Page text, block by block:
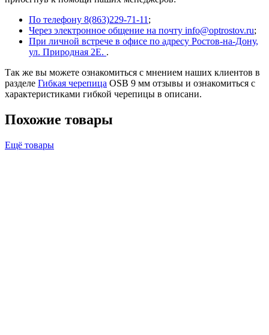
По телефону 8(863)229-71-11 ;
Через электронное общение на почту info@optrostov.ru;
При личной встрече в офисе по адресу Ростов-на-Дону,
ул. Природная 2Е. .
Так же вы можете ознакомиться с мнением наших клиентов в
разделе Гибкая черепица OSB 9 мм отзывы и ознакомиться с
характеристиками гибкой черепицы в описани.
Похожие товары
Ещё товары